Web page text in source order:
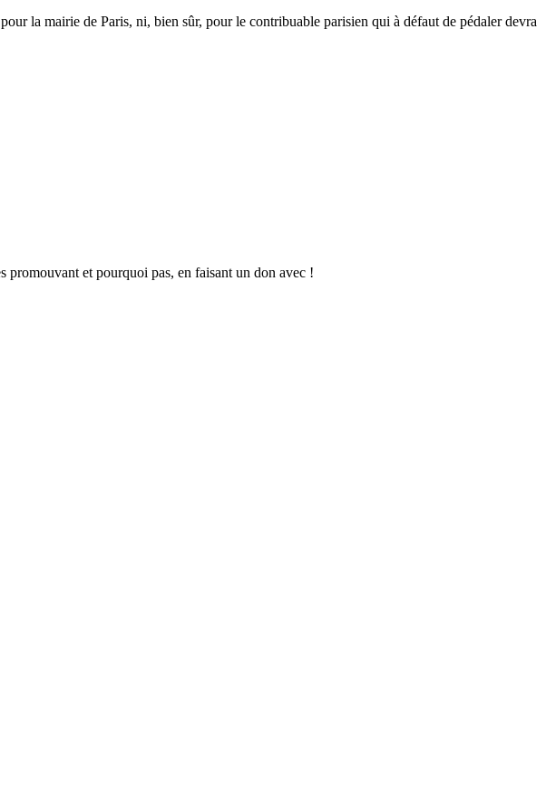
la mairie de Paris, ni, bien sûr, pour le contribuable parisien qui à défaut de pédaler devra
promouvant et pourquoi pas, en faisant un don avec !